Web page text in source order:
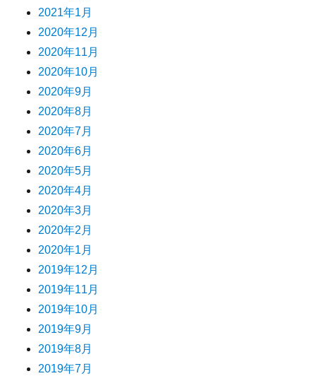
2021年1月
2020年12月
2020年11月
2020年10月
2020年9月
2020年8月
2020年7月
2020年6月
2020年5月
2020年4月
2020年3月
2020年2月
2020年1月
2019年12月
2019年11月
2019年10月
2019年9月
2019年8月
2019年7月